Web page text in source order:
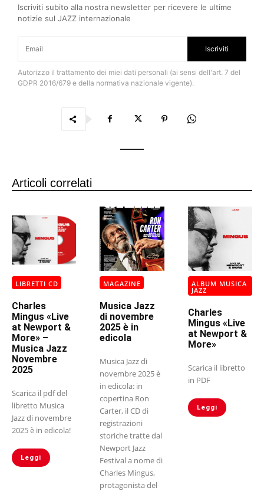
Iscriviti subito alla nostra newsletter per ricevere le ultime
notizie sul JAZZ internazionale
Iscriviti
Autorizzo il trattamento dei miei dati personali (ai sensi dell'art. 7 del
GDPR 2016/679 e della normativa nazionale vigente).
Articoli correlati
LIBRETTI CD
Charles
Mingus «Live
at Newport &
More» –
Musica Jazz
Novembre
2025
Scarica il pdf del
libretto Musica
Jazz di novembre
2025 è in edicola!
Leggi
MAGAZINE
Musica Jazz
di novembre
2025 è in
edicola
Musica Jazz di
novembre 2025 è
in edicola: in
copertina Ron
Carter, il CD di
registrazioni
storiche tratte dal
Newport Jazz
Festival a nome di
Charles Mingus,
protagonista del
ALBUM MUSICA
JAZZ
Charles
Mingus «Live
at Newport &
More»
Scarica il libretto
in PDF
Leggi